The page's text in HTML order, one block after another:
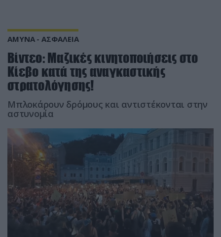
ΑΜΥΝΑ - ΑΣΦΑΛΕΙΑ
Βίντεο: Μαζικές κινητοποιήσεις στο
Κίεβο κατά της αναγκαστικής
στρατολόγησης!
Μπλοκάρουν δρόμους και αντιστέκονται στην
αστυνομία